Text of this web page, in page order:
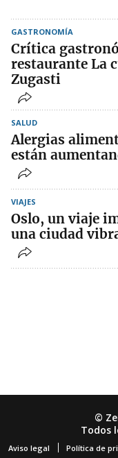
GASTRONOMÍA
Crítica
restaurante La
Zugasti
SALUD
Alergias
están
VIAJES
Oslo, un viaje
una ciudad
©
Todos
Aviso legal Política de